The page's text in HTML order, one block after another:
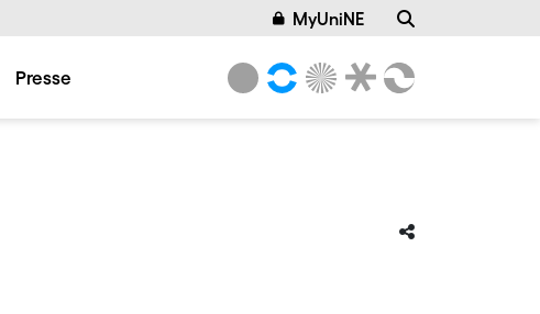
MyUniNE
Presse